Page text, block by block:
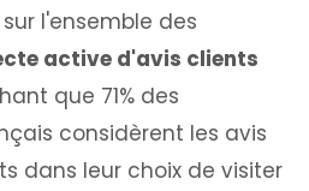
l'ensemble des
active d'avis clients
que 71% des
considèrent les avis
dans leur choix de visiter